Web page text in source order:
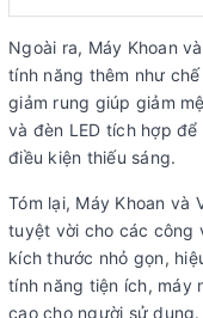
Ngoài ra, Máy Khoan
tính năng thêm như
giảm rung giúp giảm
và đèn LED tích hợp
điều kiện thiếu sáng.
Tóm lại, Máy Khoan và
tuyệt vời cho các công
kích thước nhỏ gọn,
tính năng tiện ích, máy
cao cho người sử dụng.